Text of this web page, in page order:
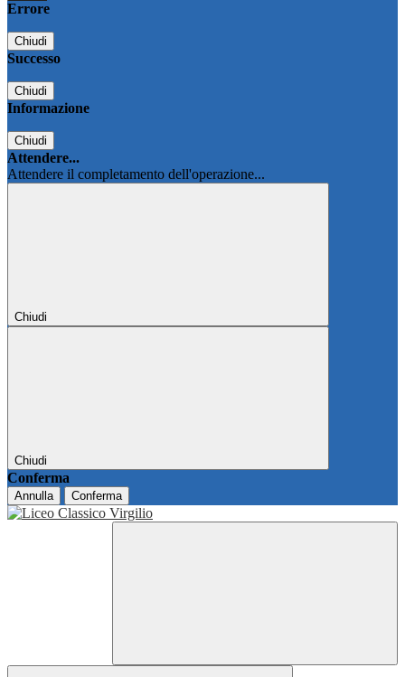
Errore
Chiudi
Successo
Chiudi
Informazione
Chiudi
Attendere...
Attendere il completamento dell'operazione...
Chiudi
Chiudi
Conferma
Annulla Conferma